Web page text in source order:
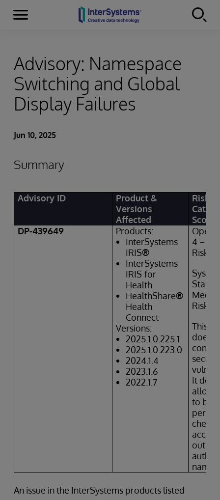
Skip to content
Menu
Advisory: Namespace
Switching and Global
Display Failures
Jun 10, 2025
Summary
Advisory ID
Product &
Versions
Affected
Risk
Score
DP-439649
Products:
InterSystems
IRIS®
InterSystems
IRIS for
Health
HealthShare®
Health
Connect
Versions:
2025.1.0.225.1
2025.1.0.223.0
2024.1.4
2023.1.6
2022.1.7
4 –
Risk
Risk
This
does
It
allow
to
An issue in the InterSystems products listed